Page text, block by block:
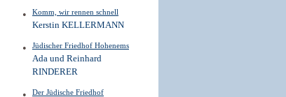
Komm, wir rennen schnell
Kerstin KELLERMANN
Jüdischer Friedhof Hohenems
Ada und Reinhard
RINDERER
Der Jüdische Friedhof